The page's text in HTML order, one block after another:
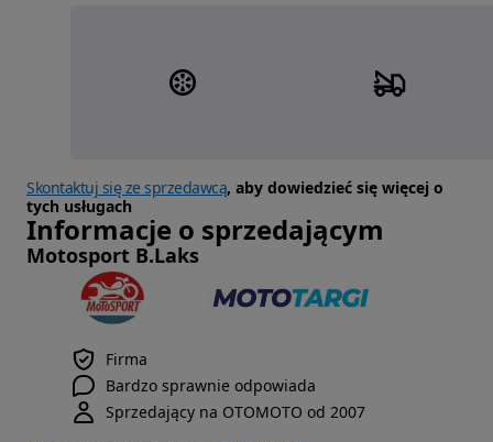
Skontaktuj się ze sprzedawcą, aby dowiedzieć się więcej o
tych usługach
Informacje o sprzedającym
Motosport B.Laks
Firma
Bardzo sprawnie odpowiada
Sprzedający na OTOMOTO od 2007